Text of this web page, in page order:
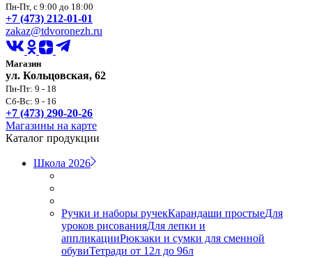
Пн-Пт, с 9:00 до 18:00
+7 (473) 212-01-01
zakaz@tdvoronezh.ru
Магазин
ул. Кольцовская, 62
Пн-Пт: 9 - 18
Сб-Вс: 9 - 16
+7 (473) 290-20-26
Магазины на карте
Каталог продукции
Школа 2026
Ручки и наборы ручекКарандаши простыеДля
уроков рисованияДля лепки и
аппликацииРюкзаки и сумки для сменной
обувиТетради от 12л до 96л